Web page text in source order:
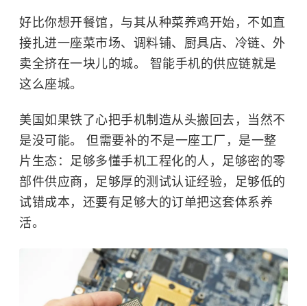
好比你想开餐馆，与其从种菜养鸡开始，不如直
接扎进一座菜市场、调料铺、厨具店、冷链、外
卖全挤在一块儿的城。 智能手机的供应链就是
这么座城。
美国如果铁了心把手机制造从头搬回去，当然不
是没可能。 但需要补的不是一座工厂，是一整
片生态：足够多懂手机工程化的人，足够密的零
部件供应商，足够厚的测试认证经验，足够低的
试错成本，还要有足够大的订单把这套体系养
活。